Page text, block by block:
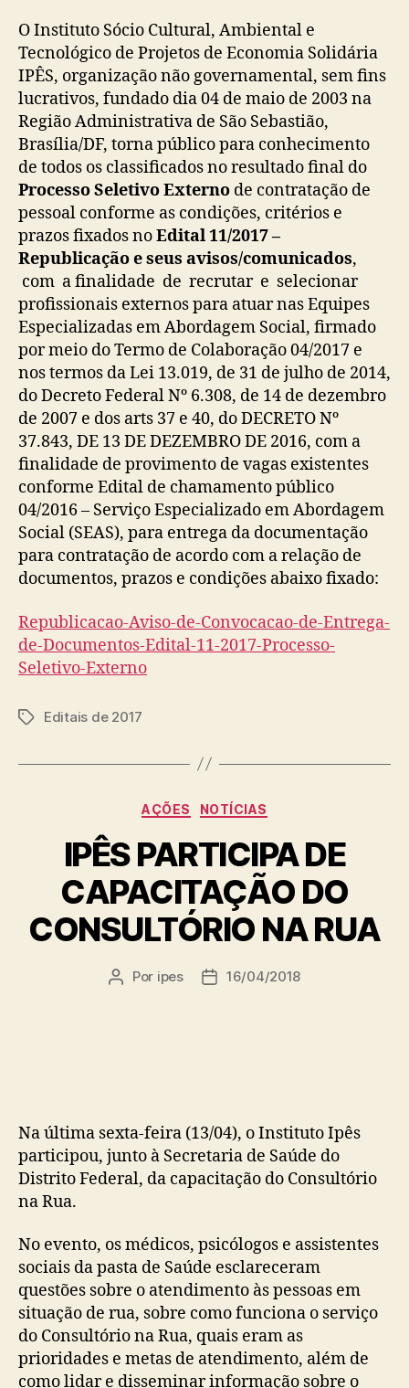
O Instituto Sócio Cultural, Ambiental e
Tecnológico de Projetos de Economia Solidária
IPÊS, organização não governamental, sem fins
lucrativos, fundado dia 04 de maio de 2003 na
Região Administrativa de São Sebastião,
Brasília/DF, torna público para conhecimento
de todos os classificados no resultado final do
ProcessoSeletivo Externo de contratação de
pessoal conforme as condições, critérios e
prazos fixados noEdital 11/2017 –
Republicação e seus avisos/comunicados,
com a finalidade de recrutar e selecionar
profissionais externos para atuar nas Equipes
Especializadas em Abordagem Social, firmado
por meio do Termo de Colaboração 04/2017 e
nos termos da Lei 13.019, de 31 de julho de 2014,
do Decreto Federal Nº 6.308, de 14 de dezembro
de 2007 e dos arts 37 e 40, do DECRETO Nº
37.843, DE 13 DE DEZEMBRO DE 2016, com a
finalidade de provimento de vagas existentes
conforme Edital de chamamento público
04/2016 – Serviço Especializado em Abordagem
Social (SEAS), para entrega da documentação
para contratação de acordo com a relação de
documentos, prazos e condições abaixo fixado:
Republicacao-Aviso-de-Convocacao-de-Entrega-
de-Documentos-Edital-11-2017-Processo-
Seletivo-Externo
TagsEditais de 2017
Categorias
AÇÕES NOTÍCIAS
IPÊS PARTICIPA DE
CAPACITAÇÃO DO
CONSULTÓRIO NA RUA
Autor
Por ipes
Data16/04/2018
Na última sexta-feira (13/04), o Instituto Ipês
participou, junto à Secretaria de Saúde do
Distrito Federal, da capacitação do Consultório
na Rua.
No evento, os médicos, psicólogos e assistentes
sociais da pasta de Saúde esclareceram
questões sobre o atendimento às pessoas em
situação de rua, sobre como funciona o serviço
do Consultório na Rua, quais eram as
prioridades e metas de atendimento, além de
como lidar e disseminar informação sobre o